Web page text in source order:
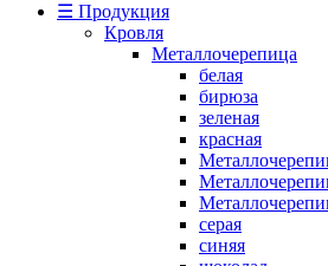
☰ Продукция
Кровля
Металлочерепица
белая
бирюза
зеленая
красная
серая
синяя